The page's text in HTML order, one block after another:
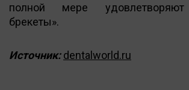
полной мере
брекеты».
Источник: dentalworld.ru